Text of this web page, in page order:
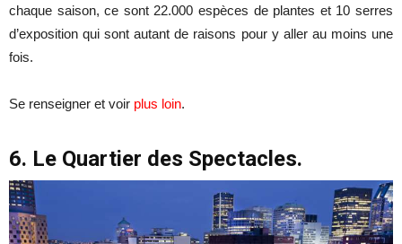
chaque saison, ce sont 22.000 espèces de plantes et 10 serres
d’exposition qui sont autant de raisons pour y aller au moins une
fois.
Se renseigner et voir plus loin.
6. Le Quartier des Spectacles.